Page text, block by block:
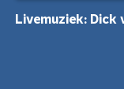
Livemuziek: Dick